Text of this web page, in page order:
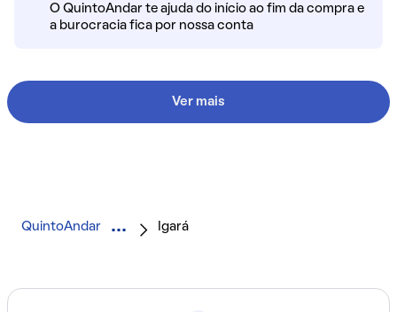
O QuintoAndar te ajuda do início ao fim da compra e
a burocracia fica por nossa conta
Ver mais
QuintoAndar Igará